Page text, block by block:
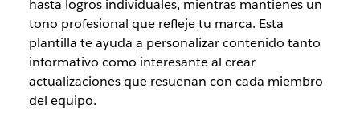
hasta logros individuales, mientras mantienes un
tono profesional que refleje tu marca. Esta
plantilla te ayuda a personalizar contenido tanto
informativo como interesante al crear
actualizaciones que resuenan con cada miembro
del equipo.